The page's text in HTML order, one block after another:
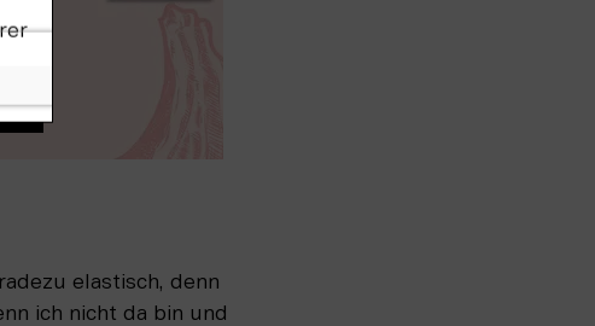
elastisch, denn
ich nicht da bin und
Wir senden keinen Spam! Erfahre mehr in unserer